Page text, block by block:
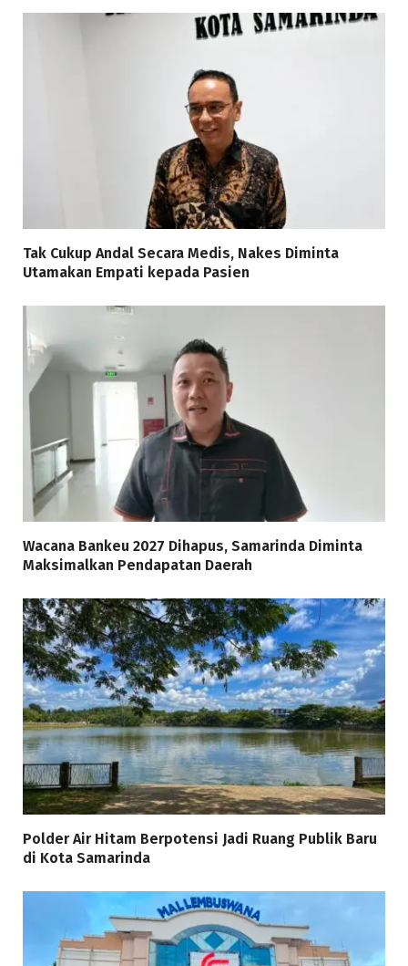
Tak Cukup Andal Secara Medis, Nakes Diminta
Utamakan Empati kepada Pasien
Wacana Bankeu 2027 Dihapus, Samarinda Diminta
Maksimalkan Pendapatan Daerah
Polder Air Hitam Berpotensi Jadi Ruang Publik Baru
di Kota Samarinda